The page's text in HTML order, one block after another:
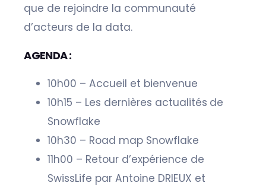
que de rejoindre la communauté
d’acteurs de la data.
AGENDA :
10h00 – Accueil et bienvenue
10h15 – Les dernières actualités de
Snowflake
10h30 – Road map Snowflake
11h00 – Retour d’expérience de
SwissLife par Antoine DRIEUX et